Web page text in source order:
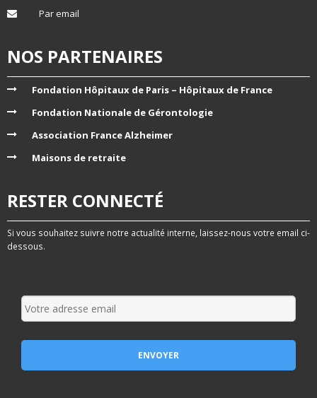
Par email
NOS PARTENAIRES
Fondation Hôpitaux de Paris – Hôpitaux de France
Fondation Nationale de Gérontologie
Association France Alzheimer
Maisons de retraite
RESTER CONNECTÉ
Si vous souhaitez suivre notre actualité interne, laissez-nous votre email ci-
dessous.